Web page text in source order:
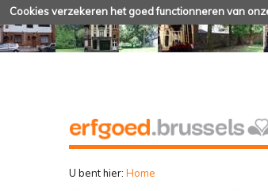
Cookies verzekeren het goed functionneren van
U bent hier: Home